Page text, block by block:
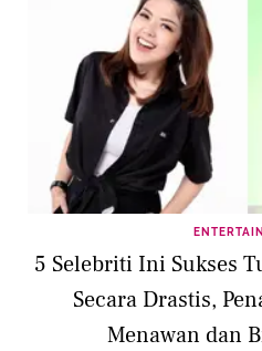
5 Selebriti Ini Sukses
Secara Drastis,
Menawan dan